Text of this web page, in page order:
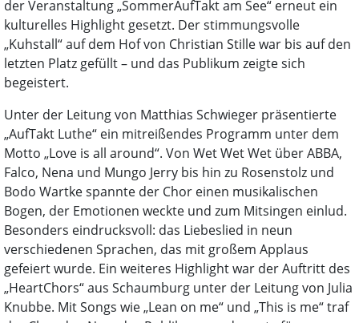
der Veranstaltung „SommerAufTakt am See“ erneut ein
kulturelles Highlight gesetzt. Der stimmungsvolle
„Kuhstall“ auf dem Hof von Christian Stille war bis auf den
letzten Platz gefüllt – und das Publikum zeigte sich
begeistert.
Unter der Leitung von Matthias Schwieger präsentierte
„AufTakt Luthe“ ein mitreißendes Programm unter dem
Motto „Love is all around“. Von Wet Wet Wet über ABBA,
Falco, Nena und Mungo Jerry bis hin zu Rosenstolz und
Bodo Wartke spannte der Chor einen musikalischen
Bogen, der Emotionen weckte und zum Mitsingen einlud.
Besonders eindrucksvoll: das Liebeslied in neun
verschiedenen Sprachen, das mit großem Applaus
gefeiert wurde. Ein weiteres Highlight war der Auftritt des
„HeartChors“ aus Schaumburg unter der Leitung von Julia
Knubbe. Mit Songs wie „Lean on me“ und „This is me“ traf